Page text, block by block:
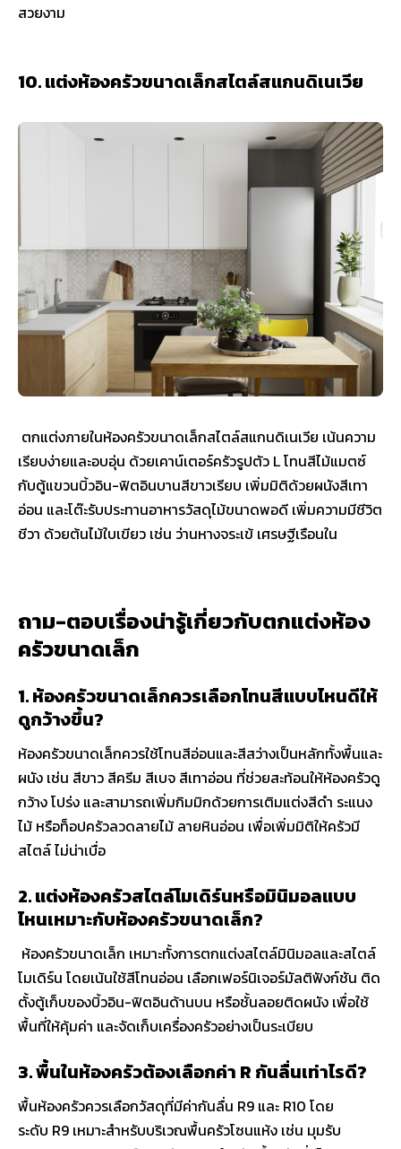
สวยงาม
10. แต่งห้องครัวขนาดเล็กสไตล์สแกนดิเนเวีย
ตกแต่งภายในห้องครัวขนาดเล็กสไตล์สแกนดิเนเวีย เน้นความ
เรียบง่ายและอบอุ่น ด้วยเคาน์เตอร์ครัวรูปตัว L โทนสีไม้แมตซ์
กับตู้แขวนบิ้วอิน-ฟิตอินบานสีขาวเรียบ เพิ่มมิติด้วยผนังสีเทา
อ่อน และโต๊ะรับประทานอาหารวัสดุไม้ขนาดพอดี เพิ่มความมีชีวิต
ชีวา ด้วยต้นไม้ใบเขียว เช่น ว่านหางจระเข้ เศรษฐีเรือนใน
ถาม-ตอบเรื่องน่ารู้เกี่ยวกับตกแต่งห้อง
ครัวขนาดเล็ก
1. ห้องครัวขนาดเล็กควรเลือกโทนสีแบบไหนดีให้
ดูกว้างขึ้น?
ห้องครัวขนาดเล็กควรใช้โทนสีอ่อนและสีสว่างเป็นหลักทั้งพื้นและ
ผนัง เช่น สีขาว สีครีม สีเบจ สีเทาอ่อน ที่ช่วยสะท้อนให้ห้องครัวดู
กว้าง โปร่ง และสามารถเพิ่มกิมมิกด้วยการเติมแต่งสีดำ ระแนง
ไม้ หรือท็อปครัวลวดลายไม้ ลายหินอ่อน เพื่อเพิ่มมิติให้ครัวมี
สไตล์ ไม่น่าเบื่อ
2. แต่งห้องครัวสไตล์โมเดิร์นหรือมินิมอลแบบ
ไหนเหมาะกับห้องครัวขนาดเล็ก?
ห้องครัวขนาดเล็ก เหมาะทั้งการตกแต่งสไตล์มินิมอลและสไตล์
โมเดิร์น โดยเน้นใช้สีโทนอ่อน เลือกเฟอร์นิเจอร์มัลติฟังก์ชัน ติด
ตั้งตู้เก็บของบิ้วอิน-ฟิตอินด้านบน หรือชั้นลอยติดผนัง เพื่อใช้
พื้นที่ให้คุ้มค่า และจัดเก็บเครื่องครัวอย่างเป็นระเบียบ
3. พื้นในห้องครัวต้องเลือกค่า R กันลื่นเท่าไรดี?
พื้นห้องครัวควรเลือกวัสดุที่มีค่ากันลื่น R9 และ R10 โดย
ระดับ R9 เหมาะสำหรับบริเวณพื้นครัวโซนแห้ง เช่น มุมรับ